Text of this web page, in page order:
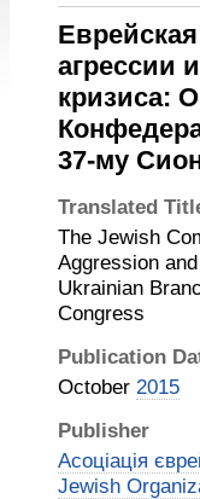
агрессии
кризиса:
37-му
Translated
The Jewish
Aggression
Ukrainian
Congress
Publication
October 2015
Publisher
Асоціація
Jewish